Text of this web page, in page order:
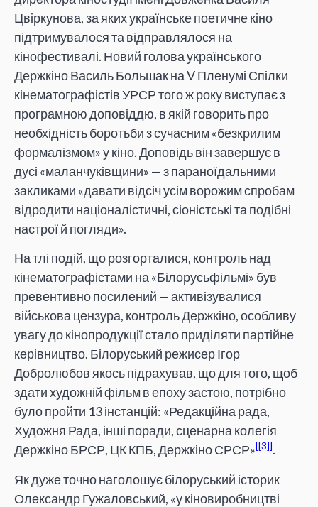
Цвіркунова, за яких українське поетичне кіно
підтримувалося та відправлялося на
кінофестивалі. Новий голова українського
Держкіно Василь Большак на V Пленумі Спілки
кінематографістів УРСР того ж року виступає з
програмною доповіддю, в якій говорить про
необхідність боротьби з сучасним «безкрилим
формалізмом» у кіно. Доповідь він завершує в
дусі «маланчуківщини» — з параноїдальними
закликами «давати відсіч усім ворожим спробам
відродити націоналістичні, сіоністські та подібні
настрої й погляди».
На тлі подій, що розгорталися, контроль над
кінематографістами на «Білорусьфільмі» був
превентивно посилений — активізувалися
військова цензура, контроль Держкіно, особливу
увагу до кінопродукції стало приділяти партійне
керівництво. Білоруський режисер Ігор
Добролюбов якось підрахував, що для того, щоб
здати художній фільм в епоху застою, потрібно
було пройти 13 інстанцій: «Редакційна рада,
Художня Рада, інші поради, сценарна колегія
Держкіно БРСР, ЦК КПБ, Держкіно СРСР» [3] .
Як дуже точно наголошує білоруський історик
Олександр Гужаловський, «у кіновиробництві